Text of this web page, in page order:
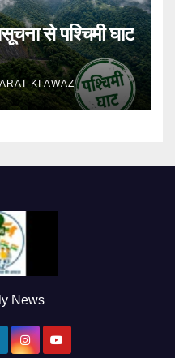
से पश्चिमी घाट
KI AWAZ
News